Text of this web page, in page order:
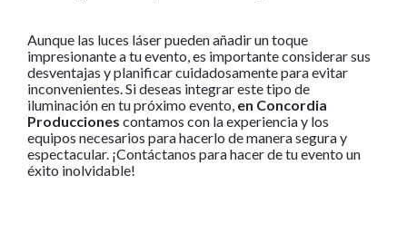
Aunque las luces láser pueden añadir un toque
impresionante a tu evento, es importante considerar sus
desventajas y planificar cuidadosamente para evitar
inconvenientes. Si deseas integrar este tipo de
iluminación en tu próximo evento, en Concordia
Producciones contamos con la experiencia y los
equipos necesarios para hacerlo de manera segura y
espectacular. ¡Contáctanos para hacer de tu evento un
éxito inolvidable!